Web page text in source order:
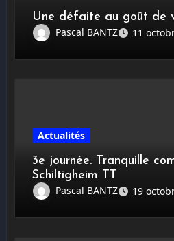
Une défaite au goût de
Pascal BANTZ
11
Actualités
3e journée. Tranquille
Schiltigheim TT
Pascal BANTZ
19